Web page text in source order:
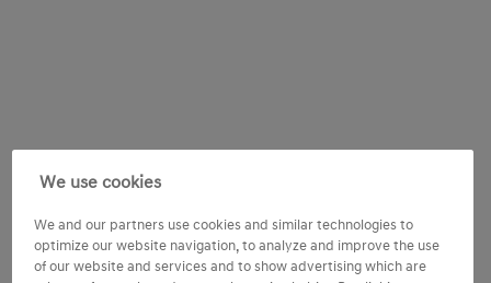
Jeg ønsker å motta tilpasset innhold basert på mine
preferanser og aktiviteter samt min bruk av Hyundai-
produkter og -tjenester.
We use cookies
We and our partners use cookies and similar technologies to
optimize our website navigation, to analyze and improve the use
of our website and services and to show advertising which are